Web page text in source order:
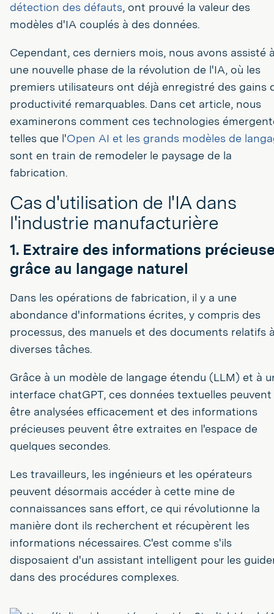
détection des défauts, ont prouvé la valeur des
modèles d'IA couplés à des données.
Cependant, ces derniers mois, nous avons assisté
une nouvelle phase de la révolution de l'IA, où les
premiers utilisateurs ont déjà enregistré des gains
productivité remarquables. Dans cet article, nous
examinerons comment ces technologies
telles que l'Open AI et les grands modèles de
sont en train de remodeler le paysage de la
fabrication.
Cas d'utilisation de l'IA dans
l'industrie manufacturière
1. Extraire des informations
grâce au langage naturel
Dans les opérations de fabrication, il y a une
abondance d'informations écrites, y compris des
processus, des manuels et des documents relatifs
diverses tâches.
Grâce à un modèle de langage étendu (LLM) et à
interface chatGPT, ces données textuelles peuvent
être analysées efficacement et des informations
précieuses peuvent être extraites en l'espace de
quelques secondes.
Les travailleurs, les ingénieurs et les opérateurs
peuvent désormais accéder à cette mine de
connaissances sans effort, ce qui révolutionne la
manière dont ils recherchent et récupèrent les
informations nécessaires. C'est comme s'ils
disposaient d'un assistant intelligent pour les
dans des procédures complexes.